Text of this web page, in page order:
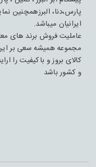
پارس،دنا، البرزهمچنین
ایرانیان میباشد.
عاملیت فروش برند های
مجموعه همیشه سعی بر
کالای بروز و باکیفیت را
و کشور باشد